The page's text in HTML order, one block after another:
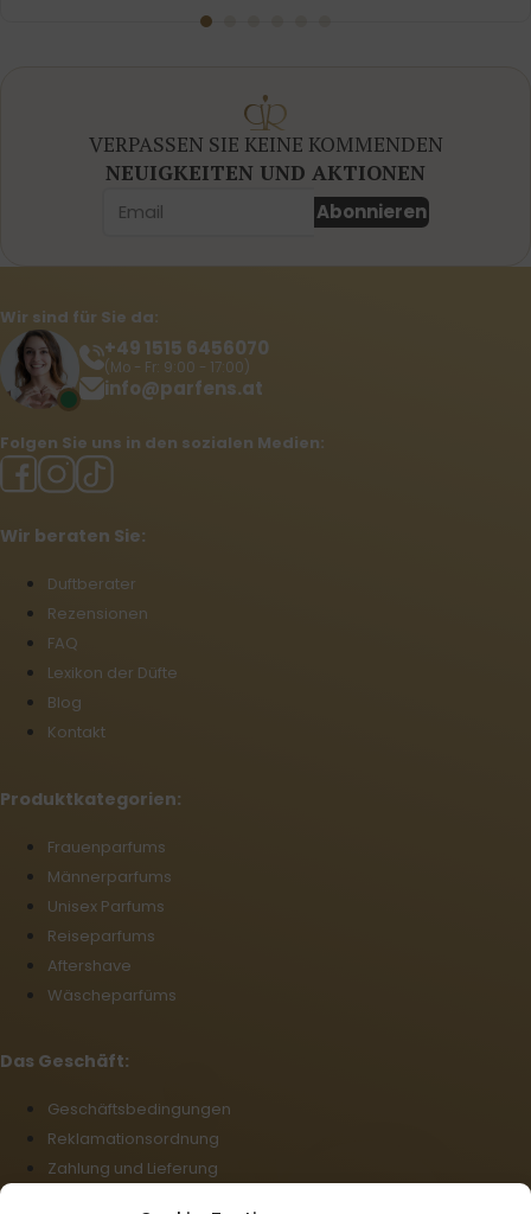
VERPASSEN SIE KEINE KOMMENDEN
NEUIGKEITEN UND AKTIONEN
Abonnieren
Wir sind für Sie da:
+49 1515 6456070
(Mo - Fr: 9:00 - 17:00)
info@parfens.at
Folgen Sie uns in den sozialen Medien:
Wir beraten Sie:
Duftberater
Rezensionen
FAQ
Lexikon der Düfte
Blog
Kontakt
Produktkategorien:
Frauenparfums
Männerparfums
Unisex Parfums
Reiseparfums
Aftershave
Wäscheparfüms
Das Geschäft:
Geschäftsbedingungen
Reklamationsordnung
Zahlung und Lieferung